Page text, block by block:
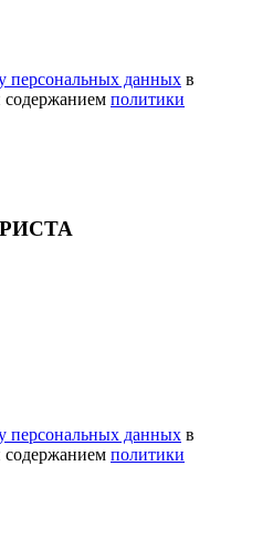
персональных данных в
содержанием политики
персональных данных в
содержанием политики